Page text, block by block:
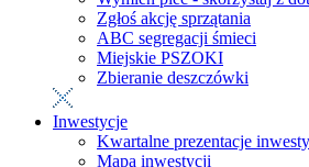
Zgłoś akcję sprzątania
ABC segregacji śmieci
Miejskie PSZOKI
Zbieranie deszczówki
Inwestycje
Kwartalne prezentacje
Mapa inwestycji